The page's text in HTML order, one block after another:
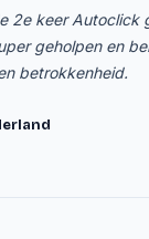
2e keer Autoclick
geholpen en
betrokkenheid.